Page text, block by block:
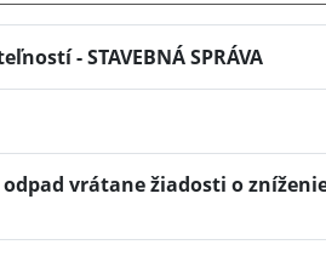
- STAVEBNÁ SPRÁVA
vrátane žiadosti o